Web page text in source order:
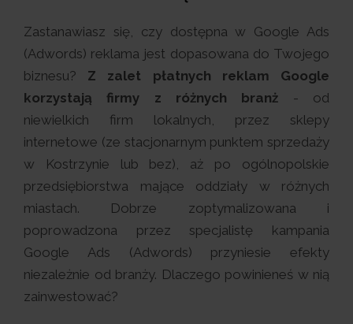
Zastanawiasz się, czy dostępna w Google Ads
(Adwords) reklama jest dopasowana do Twojego
biznesu? Z zalet płatnych reklam Google
korzystają firmy z różnych branż - od
niewielkich firm lokalnych, przez sklepy
internetowe (ze stacjonarnym punktem sprzedaży
w Kostrzynie lub bez), aż po ogólnopolskie
przedsiębiorstwa mające oddziały w różnych
miastach. Dobrze zoptymalizowana i
poprowadzona przez specjalistę kampania
Google Ads (Adwords) przyniesie efekty
niezależnie od branży. Dlaczego powinieneś w nią
zainwestować?